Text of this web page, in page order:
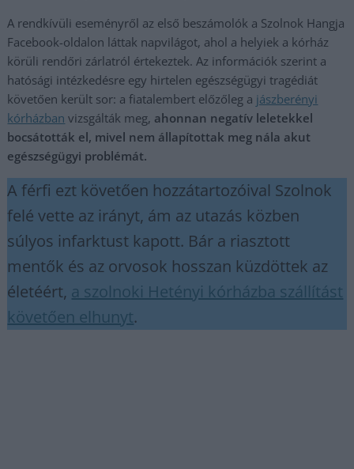
A rendkívüli eseményről az első beszámolók a Szolnok Hangja
Facebook-oldalon láttak napvilágot, ahol a helyiek a kórház
körüli rendőri zárlatról értekeztek. Az információk szerint a
hatósági intézkedésre egy hirtelen egészségügyi tragédiát
követően került sor: a fiatalembert előzőleg a jászberényi
kórházban vizsgálták meg, ahonnan negatív leletekkel
bocsátották el, mivel nem állapítottak meg nála akut
egészségügyi problémát.
A férfi ezt követően hozzátartozóival Szolnok
felé vette az irányt, ám az utazás közben
súlyos infarktust kapott. Bár a riasztott
mentők és az orvosok hosszan küzdöttek az
életéért, a szolnoki Hetényi kórházba szállítást
követően elhunyt.